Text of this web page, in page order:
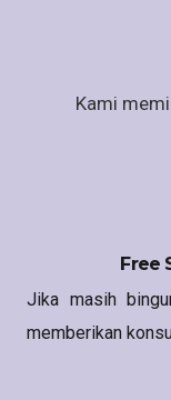
Kami
Free
Jika masih
memberikan